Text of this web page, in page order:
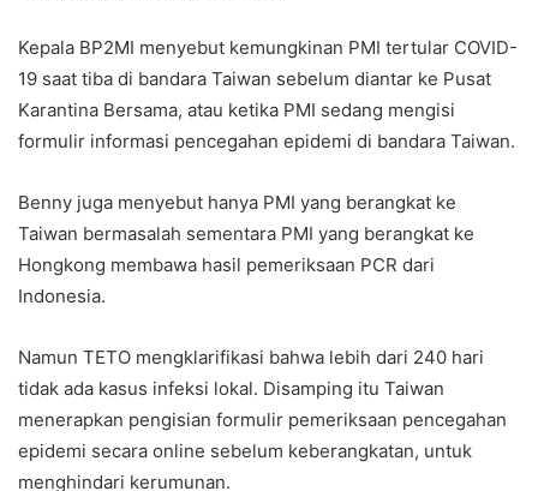
Kepala BP2MI menyebut kemungkinan PMI tertular COVID-
19 saat tiba di bandara Taiwan sebelum diantar ke Pusat
Karantina Bersama, atau ketika PMI sedang mengisi
formulir informasi pencegahan epidemi di bandara Taiwan.
Benny juga menyebut hanya PMI yang berangkat ke
Taiwan bermasalah sementara PMI yang berangkat ke
Hongkong membawa hasil pemeriksaan PCR dari
Indonesia.
Namun TETO mengklarifikasi bahwa lebih dari 240 hari
tidak ada kasus infeksi lokal. Disamping itu Taiwan
menerapkan pengisian formulir pemeriksaan pencegahan
epidemi secara online sebelum keberangkatan, untuk
menghindari kerumunan.